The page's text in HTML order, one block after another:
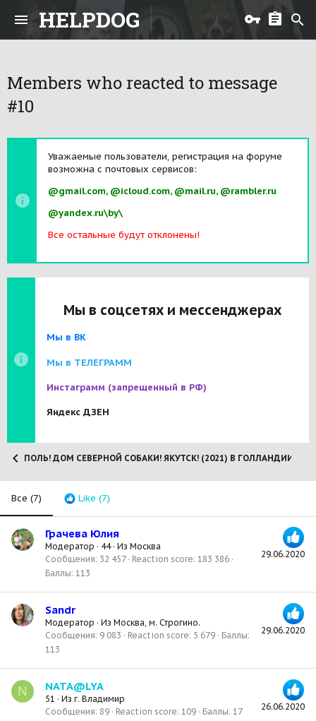
HELPDOG
Members who reacted to message
#10
Уважаемые пользователи, регистрация на форуме
возможна с почтовых сервисов:
@gmail.com, @icloud.com, @mail.ru, @rambler.ru
@yandex.ru\by\
Все остальные будут отклонены!
Мы в соцсетях и мессенджерах
Мы в ВК
Мы в ТЕЛЕГРАММ
Инстаграмм (запрещенный в РФ)
Яндекс ДЗЕН
ПОЛЬ! ДОМ СЕВЕРНОЙ СОБАКИ! ЯКУТСК! (2021) В ГОЛЛАНДИИ!
Все (7) Like (7)
29.06.2020
Грачева Юлия
Модератор · 44 · Из Москва
Сообщения 32 457 Reaction score 183 386
Баллы 113
29.06.2020
Sandr
Модератор · Из Москва, м. Строгино.
Сообщения 9 083 Reaction score 5 679
Баллы
113
N
26.06.2020
NATA@LYA
51 · Из г. Владимир
Сообщения 89 Reaction score 109 Баллы 17